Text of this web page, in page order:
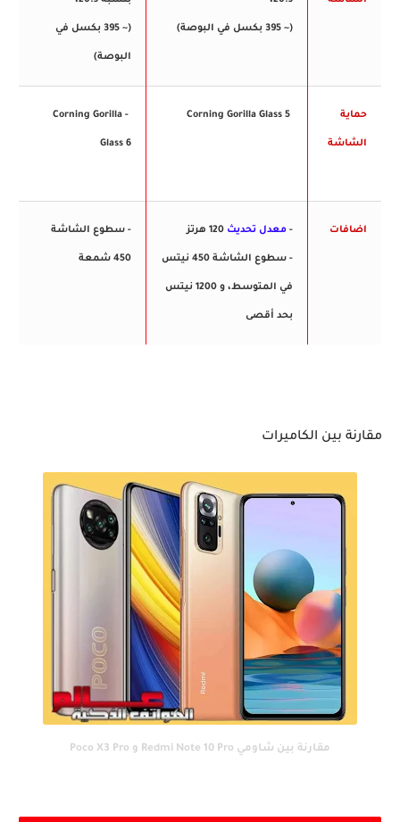
(~ 395 بكسل في البوصة) (~ 395 بكسل في
البوصة)
حماية
الشاشة
- Corning Gorilla
Glass 6
اضافات - معدل تحديث
- سطوع الشاشة 450 نيتس
في المتوسط، و 1200 نيتس
بحد أقصى
- سطوع الشاشة
450 شمعة
مقارنة بين الكاميرات
مقارنة بين شاومي Redmi Note 10 Pro و Poco X3 Pro